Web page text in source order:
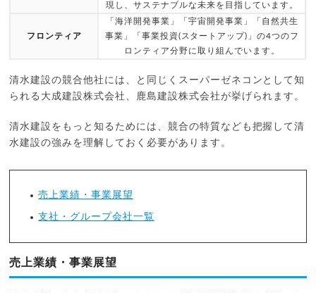
現し、サステナブルな未来を目指しています。
フロンティア
「海洋開発事業」「宇宙開発事業」「自然共生
事業」「事業投資(スタートアップ)」の4つのフ
ロンティア分野に取り組んでいます。
清水建設の競合他社には、と同じくスーパーゼネコンとして知
られる大成建設株式会社、鹿島建設株式会社が挙げられます。
清水建設をもっと知るためには、競合の特質なども把握して清
水建設の強みを理解しておく必要があります。
売上業績・事業展望
支社・グループ会社一覧
売上業績・事業展望